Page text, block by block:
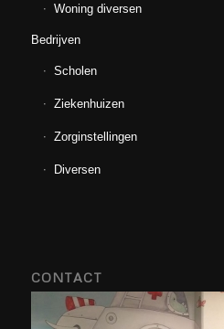
Woning diversen
Bedrijven
Scholen
Ziekenhuizen
Zorginstellingen
Diversen
CONTACT